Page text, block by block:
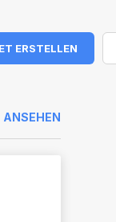
ERSTELLEN
ANSEHEN